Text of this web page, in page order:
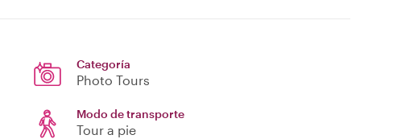
Categoría
Photo Tours
Modo de transporte
Tour a pie